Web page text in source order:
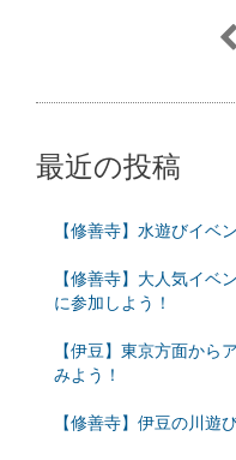
最近の投稿
【修善寺】水遊びイベ
【修善寺】大人気イベ
に参加しよう！
【伊豆】東京方面から
みよう！
【修善寺】伊豆の川遊